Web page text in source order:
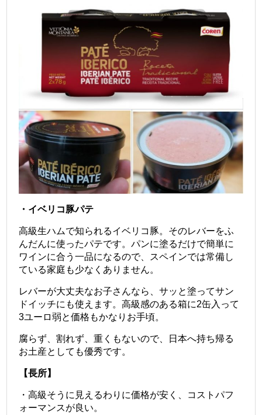
・イベリコ豚パテ
高級生ハムで知られるイベリコ豚。そのレバーをふ
んだんに使ったパテです。パンに塗るだけで簡単に
ワインに合う一品になるので、スペインでは常備し
ている家庭も少なくありません。
レバーが大丈夫なお子さんなら、サッと塗ってサン
ドイッチにも使えます。高級感のある箱に2缶入って
3ユーロ弱と価格もかなりお手頃。
腐らず、割れず、重くもないので、日本へ持ち帰る
お土産としても優秀です。
【長所】
・高級そうに見えるわりに価格が安く、コストパフ
ォーマンスが良い。